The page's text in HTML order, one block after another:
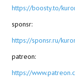
https://boosty.to/
sponsr:
https://sponsr.ru/
patreon:
https://